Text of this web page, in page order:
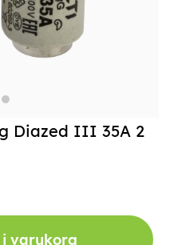
Diazed III 35A 2
varukorg